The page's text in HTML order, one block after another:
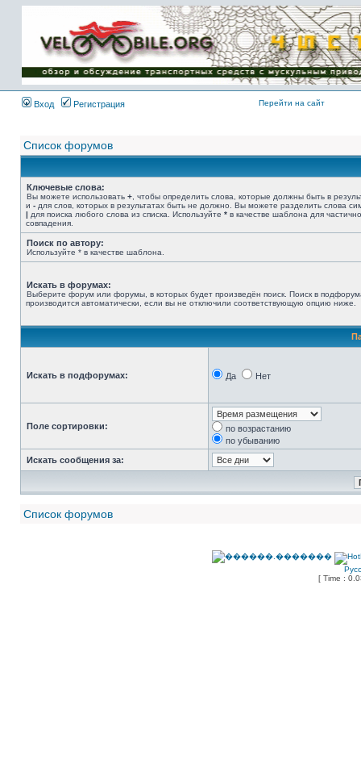
Имя пользователя:
Пароль:
{ LOG_ME_IN_SHORT
}
Вход
Регистрация Перейти на сайт
Список форумов
Ключевые слова:
Вы можете использовать + , чтобы определить слова, которые должны быть в
и - для слов, которых в результатах быть не должно. Вы можете разделить слова
| для поиска любого слова из списка. Используйте * в качестве шаблона для
совпадения.
Поиск по автору:
Используйте * в качестве шаблона.
Искать в форумах:
Выберите форум или форумы, в которых будет произведён поиск. Поиск в
производится автоматически, если вы не отключили соответствующую опцию ниже.
Искать в подфорумах: Да Нет
Поле сортировки:
по возрастанию
по убыванию
Искать сообщения за:
Список форумов
[ Time :